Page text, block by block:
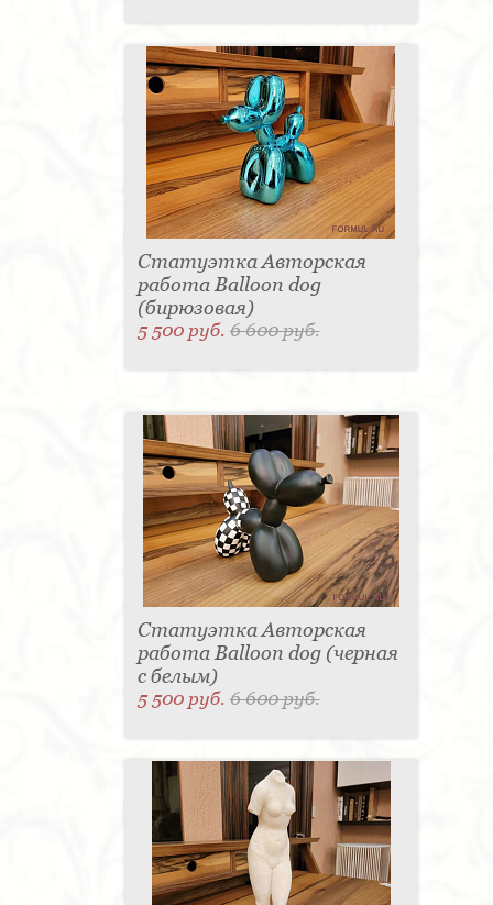
Статуэтка Авторская
работа Balloon dog
(бирюзовая)
5 500 руб.6 600 руб.
Статуэтка Авторская
работа Balloon dog (черная
с белым)
5 500 руб.6 600 руб.